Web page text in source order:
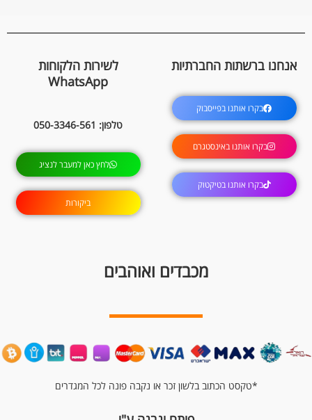
אנחנו ברשתות החברתיות
בקרו אותנו בפייסבוק
בקרו אותנו באינסטגרם
בקרו אותנו בטיקטוק
לשירות הלקוחות
WhatsApp
טלפון: 050-3346-561
לחץ כאן למעבר לנציג
ביקורות
מכבדים ואוהבים
*טקסט הכתוב בלשון זכר או נקבה פונה לכל המגדרים